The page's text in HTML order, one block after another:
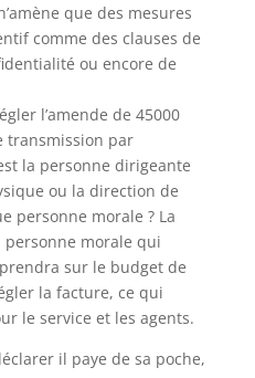
que des mesures
comme des clauses de
ou encore de
l’amende de 45000
transmission par
la personne dirigeante
ou la direction de
personne morale ? La
personne morale qui
sur le budget de
la facture, ce qui
le service et les agents.
il paye de sa poche,